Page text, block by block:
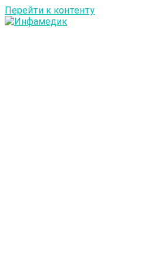
Перейти к контенту